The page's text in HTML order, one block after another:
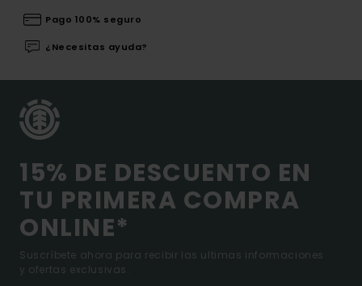
Pago 100% seguro
¿Necesitas ayuda?
15% DE DESCUENTO EN
TU PRIMERA COMPRA
ONLINE*
Suscríbete ahora para recibir las ultimas informaciones
y ofertas exclusivas.